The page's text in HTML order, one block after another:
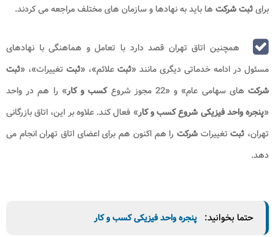
برایثبت شرکت ها باید به نهادها و سازمان های مختلف مراجعه می کردند.
همچنین اتاق تهران قصد دارد با تعامل و هماهنگی با نهادهای
مسئول در ادامه خدماتی دیگری مانند «ثبت علائم»، «ثبت تغییرات»، «ثبت
شرکت‌ های سهامی عام» و «22 مجوز شروع کسب‌ و کار» را هم در واحد
«پنجره واحد فیزیکی شروع کسب‌ و کار» فعال کند. علاوه بر این، اتاق بازرگانی
تهران، ثبت تغییراتشرکت را هم اکنون هم برای اعضای اتاق تهران انجام می
دهد.
حتما بخوانید: پنجره واحد فیزیکی کسب و کار